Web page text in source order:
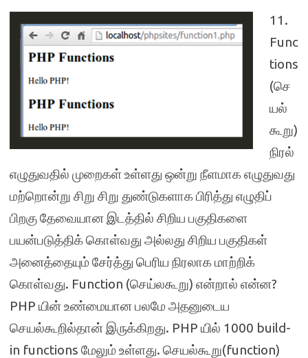
11.
Func
tions
(செ
யல்
கூறு)
நிரல்
எழுதுவதில் முறைகள் உள்ளது ஒன்று நீளமாக எழுதுவது
மற்றொன்று சிறு சிறு துண்டுகளாக பிரித்து எழுதிப்
பிறகு தேவையான இடத்தில் சிறிய பகுதிகளை
பயன்படுத்திக் கொள்வது அல்லது சிறிய பகுதிகள்
அனைத்தையும் சேர்த்து பெரிய நிரலாக மாற்றிக்
கொள்வது. Function (செய்லகூறு) என்றால் என்ன?
PHP யின் உண்மையான பலமே அதனுடைய
செயல்கூறில்தான் இருக்கிறது. PHP யில் 1000 build-
in functions மேலும் உள்ளது. செயல்கூறு(function)